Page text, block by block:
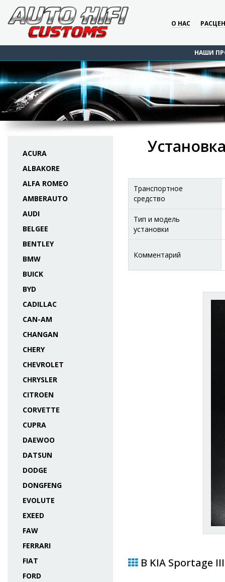
О НАС
НАШИ
ACURA
ALBAKORE
ALFA ROMEO
AMBERAUTO
AUDI
BELGEE
BENTLEY
BMW
BUICK
BYD
CADILLAC
CAN-AM
CHANGAN
CHERY
CHEVROLET
CHRYSLER
CITROEN
CORVETTE
CUPRA
DAEWOO
DATSUN
DODGE
DONGFENG
EVOLUTE
EXEED
FAW
FERRARI
FIAT
FORD
Транспортное
средство
Тип и модель
установки
Комментарий
В KIA Sportage